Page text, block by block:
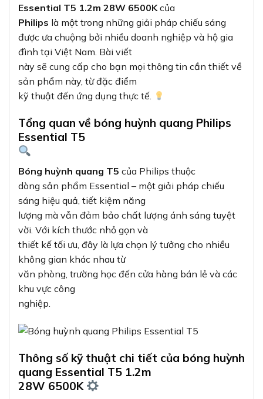
Essential T5 1.2m 28W 6500Kcủa
Philips là một trong những giải pháp chiếu sáng
được ưa chuộng bởi nhiều doanh nghiệp và hộ gia
đình tại Việt Nam. Bài viết
này sẽ cung cấp cho bạn mọi thông tin cần thiết về
sản phẩm này, từ đặc điểm
kỹ thuật đến ứng dụng thực tế.
Tổng quan về bóng huỳnh quang Philips
Essential T5
Bóng huỳnh quang T5 của Philips thuộc
dòng sản phẩm Essential – một giải pháp chiếu
sáng hiệu quả, tiết kiệm năng
lượng mà vẫn đảm bảo chất lượng ánh sáng tuyệt
vời. Với kích thước nhỏ gọn và
thiết kế tối ưu, đây là lựa chọn lý tưởng cho nhiều
không gian khác nhau từ
văn phòng, trường học đến cửa hàng bán lẻ và các
khu vực công
nghiệp.
Thông số kỹ thuật chi tiết của bóng huỳnh
quang Essential T5 1.2m
28W 6500K